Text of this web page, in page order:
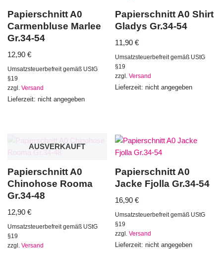
Papierschnitt A0
Carmenbluse Marlee
Gr.34-54
12,90 €
Umsatzsteuerbefreit gemäß UStG
§19
zzgl. Versand
Lieferzeit: nicht angegeben
Papierschnitt A0 Shirt
Gladys Gr.34-54
11,90€
Umsatzsteuerbefreit gemäß UStG
§19
zzgl.Versand
Lieferzeit: nicht angegeben
AUSVERKAUFT
Papierschnitt A0
Chinohose Rooma
Gr.34-48
12,90 €
Umsatzsteuerbefreit gemäß UStG
§19
zzgl. Versand
Papierschnitt A0
Jacke Fjolla Gr.34-54
16,90€
Umsatzsteuerbefreit gemäß UStG
§19
zzgl.Versand
Lieferzeit: nicht angegeben